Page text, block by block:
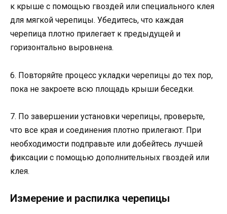
к крыше с помощью гвоздей или специального клея
для мягкой черепицы. Убедитесь, что каждая
черепица плотно прилегает к предыдущей и
горизонтально выровнена.
6. Повторяйте процесс укладки черепицы до тех пор,
пока не закроете всю площадь крыши беседки.
7. По завершении установки черепицы, проверьте,
что все края и соединения плотно прилегают. При
необходимости подправьте или добейтесь лучшей
фиксации с помощью дополнительных гвоздей или
клея.
Измерение и распилка черепицы